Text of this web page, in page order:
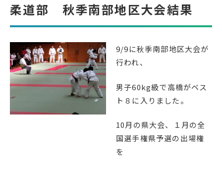
年間スケジュール
学校パンフレット
教科ガイド
校長室より
保健室より
図書室より
事務室より
在校生の皆さんへ
本校のPTA活動
同窓会
各種証明書発行
柔道部 秋季南部地区大会結果
9/9に秋季南部地区大会が
行われ、
男子60kg級で高橋がベス
ト８に入りました。
10月の県大会、１月の全
国選手権県予選の出場権
を